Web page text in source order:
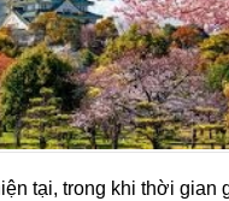
tại, trong khi thời gian